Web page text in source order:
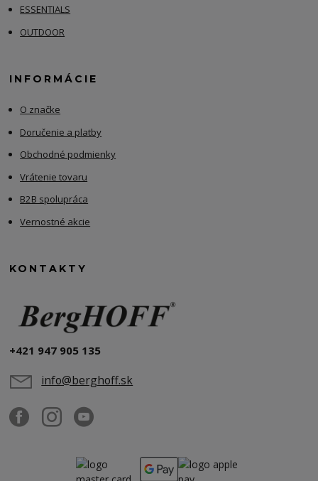
ESSENTIALS
OUTDOOR
INFORMÁCIE
O značke
Doručenie a platby
Obchodné podmienky
Vrátenie tovaru
B2B spolupráca
Vernostné akcie
KONTAKTY
+421 947 905 135
info@berghoff.sk